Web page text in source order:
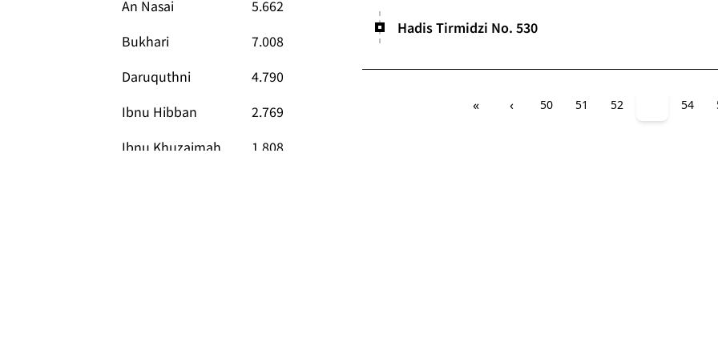
An Nasai
5.662
Bukhari
7.008
Daruquthni
4.790
Ibnu Hibban
2.769
Ibnu Khuzaimah
1.808
Hadis Tirmidzi No. 530
« ‹ 50 51 52 54